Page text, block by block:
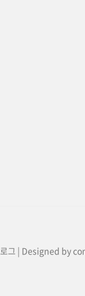
그 | Designed by